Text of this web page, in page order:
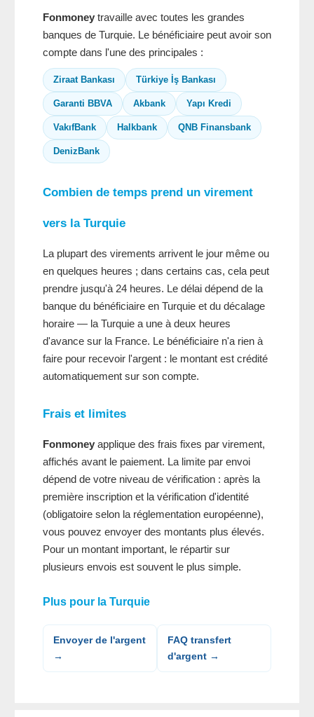
Fonmoney travaille avec toutes les grandes
banques de Turquie. Le bénéficiaire peut avoir son
compte dans l'une des principales :
Ziraat Bankası Türkiye İş Bankası
Garanti BBVA Akbank Yapı Kredi
VakıfBank Halkbank QNB Finansbank
DenizBank
Combien de temps prend un virement
vers la Turquie
La plupart des virements arrivent le jour même ou
en quelques heures ; dans certains cas, cela peut
prendre jusqu'à 24 heures. Le délai dépend de la
banque du bénéficiaire en Turquie et du décalage
horaire — la Turquie a une à deux heures
d'avance sur la France. Le bénéficiaire n'a rien à
faire pour recevoir l'argent : le montant est crédité
automatiquement sur son compte.
Frais et limites
Fonmoney applique des frais fixes par virement,
affichés avant le paiement. La limite par envoi
dépend de votre niveau de vérification : après la
première inscription et la vérification d'identité
(obligatoire selon la réglementation européenne),
vous pouvez envoyer des montants plus élevés.
Pour un montant important, le répartir sur
plusieurs envois est souvent le plus simple.
Plus pour la Turquie
Envoyer de l'argent
→
FAQ transfert
d'argent →